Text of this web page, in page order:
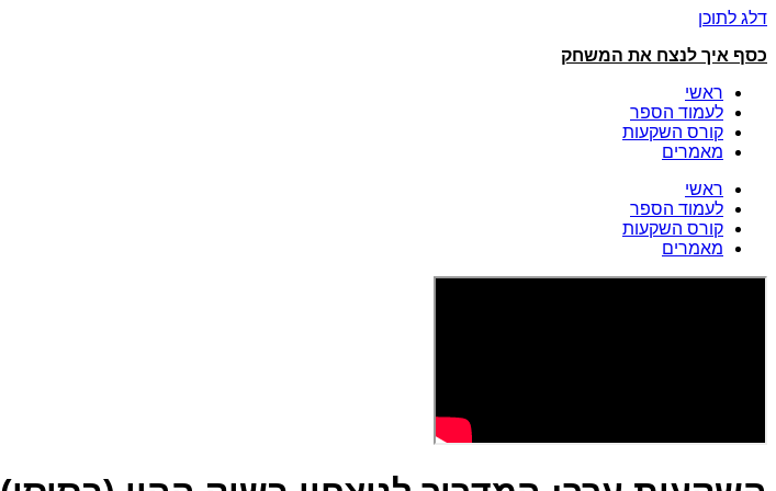
דלג לתוכן
כסף איך לנצח את המשחק
ראשי
לעמוד הספר
קורס השקעות
מאמרים
ראשי
לעמוד הספר
קורס השקעות
מאמרים